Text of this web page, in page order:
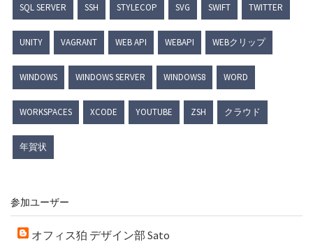
SQL SERVER SSH STYLECOP SVG SWIFT TWITTER
UNITY VAGRANT WEB API WEBAPI WEBクリップ
WINDOWS WINDOWS SERVER WINDOWS8 WORD
WORKSPACES XCODE YOUTUBE ZSH クラウド
年賀状
参加ユーザー
オフィス狛 デザイン部 Sato